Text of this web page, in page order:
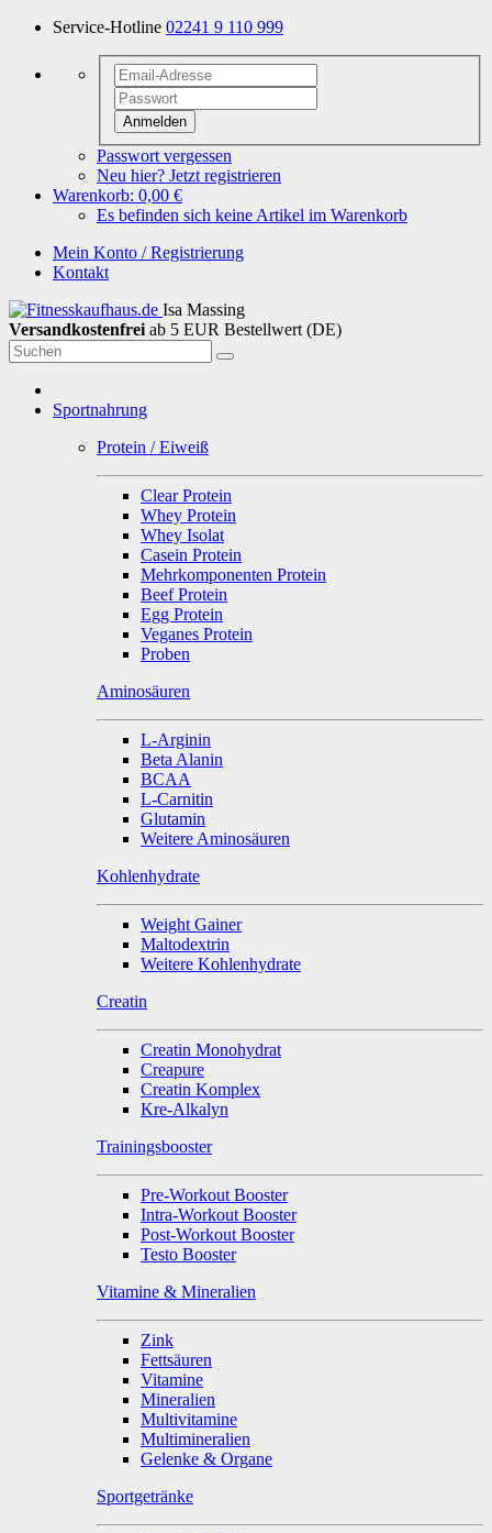
Service-Hotline 02241 9 110 999
Anmelden
Passwort vergessen
Neu hier? Jetzt registrieren
Warenkorb: 0,00 €
Es befinden sich keine Artikel im Warenkorb
Mein Konto / Registrierung
Kontakt
Isa Massing
Versandkostenfrei ab 5 EUR Bestellwert (DE)
Sportnahrung
Protein / Eiweiß
Clear Protein
Whey Protein
Whey Isolat
Casein Protein
Mehrkomponenten Protein
Beef Protein
Egg Protein
Veganes Protein
Proben
Aminosäuren
L-Arginin
Beta Alanin
BCAA
L-Carnitin
Glutamin
Weitere Aminosäuren
Kohlenhydrate
Weight Gainer
Maltodextrin
Weitere Kohlenhydrate
Creatin
Creatin Monohydrat
Creapure
Creatin Komplex
Kre-Alkalyn
Trainingsbooster
Pre-Workout Booster
Intra-Workout Booster
Post-Workout Booster
Testo Booster
Vitamine & Mineralien
Zink
Fettsäuren
Vitamine
Mineralien
Multivitamine
Multimineralien
Gelenke & Organe
Sportgetränke